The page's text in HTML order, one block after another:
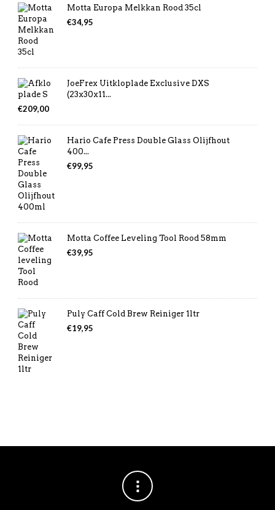
Motta Europa Melkkan Rood 35cl
€34,95
JoeFrex Uitkloplade Exclusive DXS
(23x30x11...
€209,00
Hario Cafe Press Double Glass Olijfhout
400...
€99,95
Motta Coffee Leveling Tool Rood 58mm
€39,95
Puly Caff Cold Brew Reiniger 1ltr
€19,95